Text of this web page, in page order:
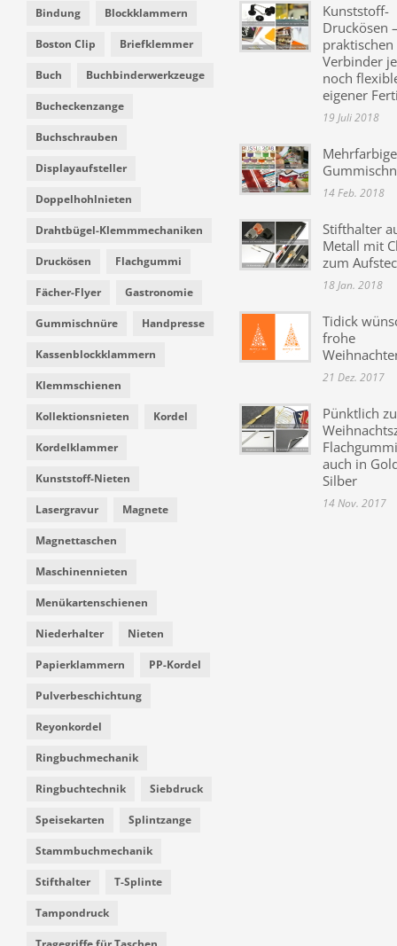
Bindung Blockklammern
Boston Clip Briefklemmer
Buch Buchbinderwerkzeuge
Bucheckenzange
Buchschrauben
Displayaufsteller
Doppelhohlnieten
Drahtbügel-Klemmmechaniken
Druckösen Flachgummi
Fächer-Flyer Gastronomie
Gummischnüre Handpresse
Kassenblockklammern
Klemmschienen
Kollektionsnieten Kordel
Kordelklammer
Kunststoff-Nieten
Lasergravur Magnete
Magnettaschen
Maschinennieten
Menükartenschienen
Niederhalter Nieten
Papierklammern PP-Kordel
Pulverbeschichtung
Reyonkordel
Ringbuchmechanik
Ringbuchtechnik Siebdruck
Speisekarten Splintzange
Stammbuchmechanik
Stifthalter T-Splinte
Tampondruck
Kunststoff-
Druckösen
praktischen
Verbinder
noch
eigener
19 Juli 2018
Mehrfarbige
14 Feb. 2018
Stifthalter
Metall mit
zum
18 Jan. 2018
Tidick
frohe
21 Dez. 2017
Pünktlich
auch in
Silber
14 Nov. 2017